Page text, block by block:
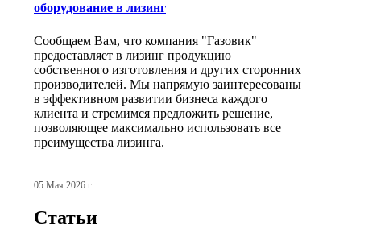
оборудование в лизинг
Сообщаем Вам, что компания "Газовик"
предоставляет в лизинг продукцию
собственного изготовления и других сторонних
производителей. Мы напрямую заинтересованы
в эффективном развитии бизнеса каждого
клиента и стремимся предложить решение,
позволяющее максимально использовать все
преимущества лизинга.
05 Мая 2026 г.
Статьи